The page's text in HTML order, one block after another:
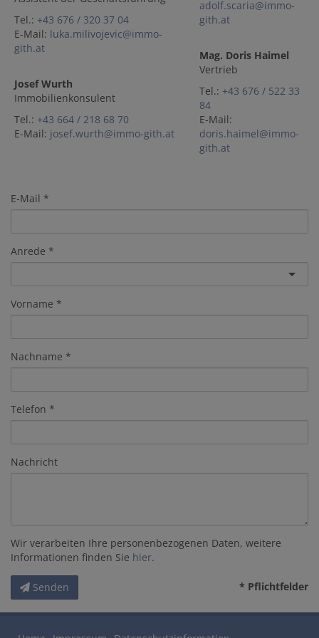
Tel.: +43 676 / 320 37 04
E-Mail: luka.milivojevic@immo-
gith.at
Josef Wurth
Immobilienkonsulent
Tel.: +43 664 / 218 68 70
E-Mail: josef.wurth@immo-gith.at
adolf.scaria@immo-
gith.at
Mag. Doris Haimel
Vertrieb
Tel.: +43 676 / 522 33
84
E-Mail:
doris.haimel@immo-
gith.at
E-Mail
Anrede
Vorname
Nachname
Telefon
Nachricht
Wir verarbeiten Ihre personenbezogenen Daten, weitere
Informationen finden Sie hier.
Senden * Pflichtfelder